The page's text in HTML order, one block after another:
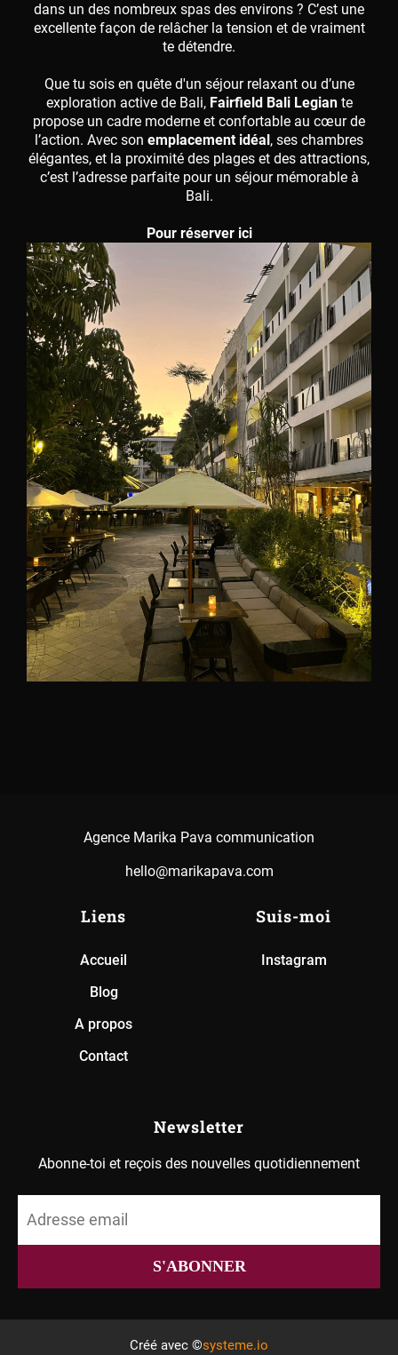
dans un des nombreux spas des environs ? C’est une
excellente façon de relâcher la tension et de vraiment
te détendre.
Que tu sois en quête d'un séjour relaxant ou d’une
exploration active de Bali, Fairfield Bali Legiante
propose un cadre moderne et confortable au cœur de
l’action. Avec son emplacement idéal, ses chambres
élégantes, et la proximité des plages et des attractions,
c’est l’adresse parfaite pour un séjour mémorable à
Bali.
Pour réserver ici
Agence Marika Pava communication
hello@marikapava.com
Liens
Accueil
Blog
A propos
Contact
Suis-moi
Instagram
Newsletter
Abonne-toi et reçois des nouvelles quotidiennement
S'ABONNER
Créé avec ©systeme.io